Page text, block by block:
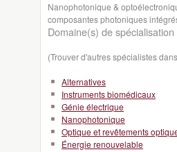
Nanophotonique &
composantes photoniques
Domaine(s) de spécialisation
(Trouver d'autres spécialistes
Alternatives
Instruments biomédicaux
Génie électrique
Nanophotonique
Optique et revêtements
Énergie renouvelable